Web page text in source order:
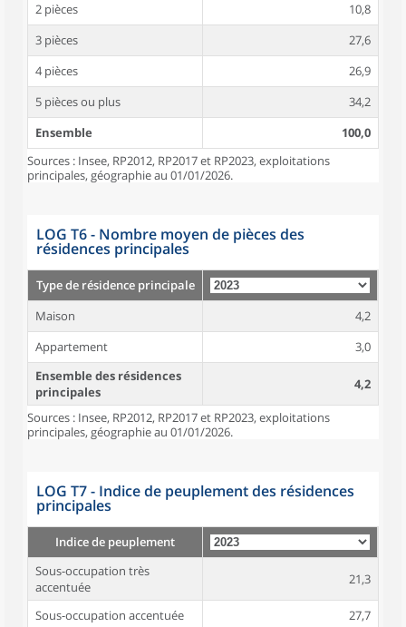
2 pièces
10,8
3 pièces
27,6
4 pièces
26,9
5 pièces ou plus
34,2
Ensemble
100,0
Sources : Insee, RP2012, RP2017 et RP2023, exploitations
principales, géographie au 01/01/2026.
LOG T6 - Nombre moyen de pièces des
résidences principales
Type de résidence principale
Maison
4,2
Appartement
3,0
Ensemble des résidences
principales
4,2
Sources : Insee, RP2012, RP2017 et RP2023, exploitations
principales, géographie au 01/01/2026.
LOG T7 - Indice de peuplement des résidences
principales
Indice de peuplement
Sous-occupation très
accentuée
21,3
Sous-occupation accentuée
27,7